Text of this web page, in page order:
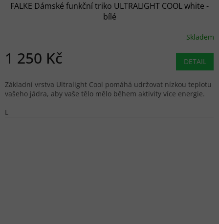
FALKE Dámské funkční triko ULTRALIGHT COOL white -
bílé
Skladem
1 250 Kč DETAIL
Základní vrstva Ultralight Cool pomáhá udržovat nízkou teplotu
vašeho jádra, aby vaše tělo mělo během aktivity více energie.
L